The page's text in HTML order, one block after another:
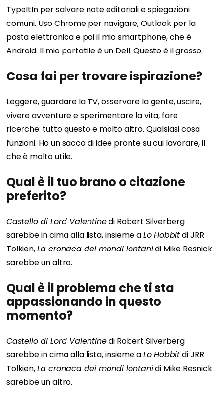
TypeItIn per salvare note editoriali e spiegazioni
comuni. Uso Chrome per navigare, Outlook per la
posta elettronica e poi il mio smartphone, che è
Android. Il mio portatile è un Dell. Questo è il grosso.
Cosa fai per trovare ispirazione?
Leggere, guardare la TV, osservare la gente, uscire,
vivere avventure e sperimentare la vita, fare
ricerche: tutto questo e molto altro. Qualsiasi cosa
funzioni. Ho un sacco di idee pronte su cui lavorare, il
che è molto utile.
Qual è il tuo brano o citazione
preferito?
Castello di Lord Valentinedi Robert Silverberg
sarebbe in cima alla lista, insieme aLo Hobbitdi JRR
Tolkien,La cronaca dei mondi lontanidi Mike Resnick
sarebbe un altro.
Qual è il problema che ti sta
appassionando in questo
momento?
Castello di Lord Valentinedi Robert Silverberg
sarebbe in cima alla lista, insieme aLo Hobbitdi JRR
Tolkien,La cronaca dei mondi lontanidi Mike Resnick
sarebbe un altro.